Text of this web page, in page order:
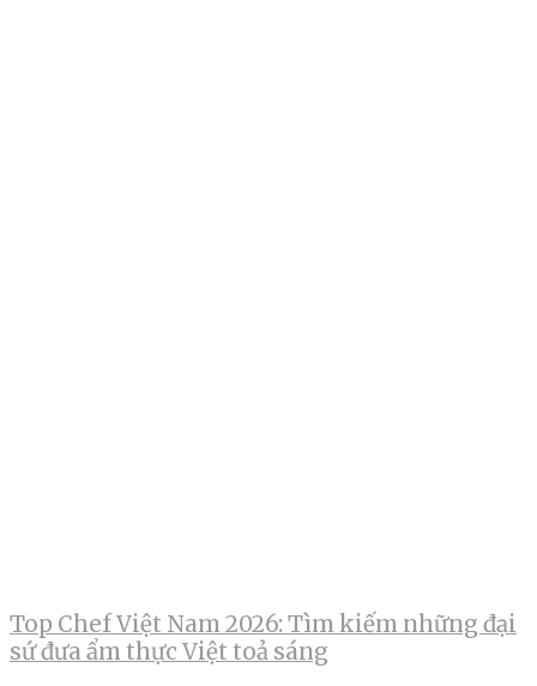
Top Chef Việt Nam 2026: Tìm kiếm những đại
sứ đưa ẩm thực Việt toả sáng